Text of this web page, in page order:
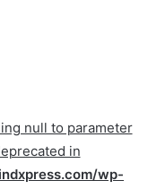
null to parameter
in
wp-